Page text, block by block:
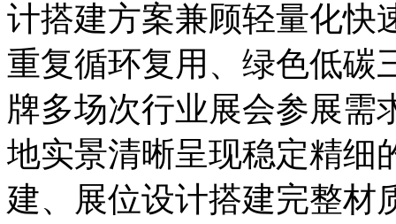
计搭建方案兼顾轻量化快
重复循环复用、绿色低碳
牌多场次行业展会参展需
地实景清晰呈现稳定精细
建、展位设计搭建完整材